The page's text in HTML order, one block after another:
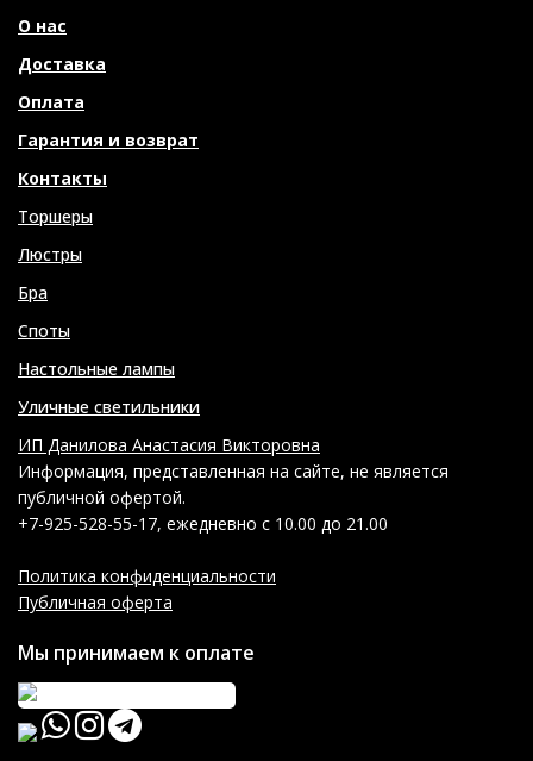
О нас
Доставка
Оплата
Гарантия и возврат
Контакты
Торшеры
Люстры
Бра
Споты
Настольные лампы
Уличные светильники
ИП Данилова Анастасия Викторовна
Информация, представленная на сайте, не является
публичной офертой.
+7-925-528-55-17, ежедневно с 10.00 до 21.00
Политика конфиденциальности
Публичная оферта
Мы принимаем к оплате